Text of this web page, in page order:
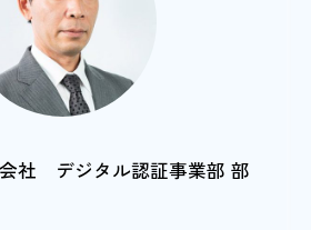
社 デジタル認証事業部 部